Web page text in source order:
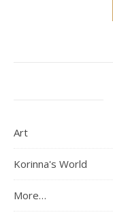
Art
Korinna's World
More…